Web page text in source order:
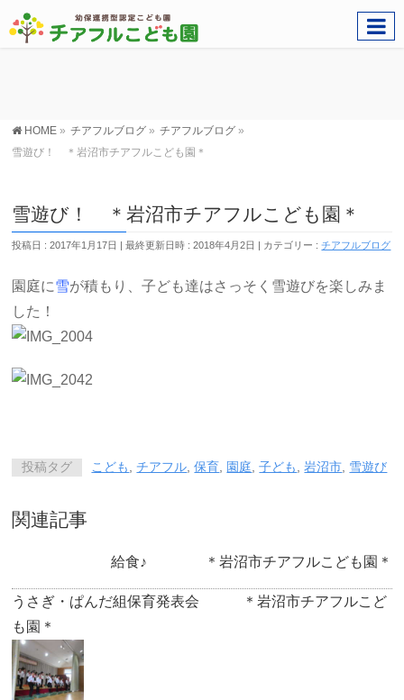
HOME » チアフルブログ » チアフルブログ »
雪遊び！ ＊岩沼市チアフルこども園＊
雪遊び！ ＊岩沼市チアフルこども園＊
投稿日 : 2017年1月17日 最終更新日時 : 2018年4月2日 カテゴリー :チアフルブログ
園庭に雪が積もり、子ども達はさっそく雪遊びを楽しみま
した！
投稿タグ こども ,チアフル ,保育 園庭 ,子ども ,岩沼市 雪遊び
関連記事
給食♪ ＊岩沼市チアフルこども園＊
うさぎ・ぱんだ組保育発表会 ＊岩沼市チアフルこど
も園＊